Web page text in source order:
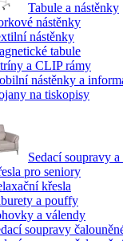
Tabule a nástěnky
nástěnky
nástěnky
tabule
a CLIP rámy
nástěnky a
na tiskopisy
Sedací soupravy a
pro seniory
křesla
a pouffy
a válendy
soupravy